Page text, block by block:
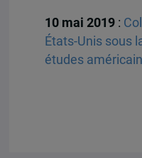
10 mai 2019:
États-Unis sous
études